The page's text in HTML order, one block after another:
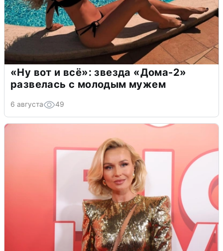
«Ну вот и всё»: звезда «Дома-2»
развелась с молодым мужем
6 августа 49